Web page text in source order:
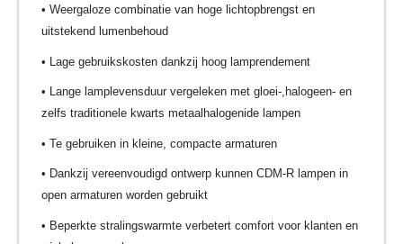
• Weergaloze combinatie van hoge lichtopbrengst en
uitstekend lumenbehoud
• Lage gebruikskosten dankzij hoog lamprendement
• Lange lamplevensduur vergeleken met gloei-,halogeen- en
zelfs traditionele kwarts metaalhalogenide lampen
• Te gebruiken in kleine, compacte armaturen
• Dankzij vereenvoudigd ontwerp kunnen CDM-R lampen in
open armaturen worden gebruikt
• Beperkte stralingswarmte verbetert comfort voor klanten en